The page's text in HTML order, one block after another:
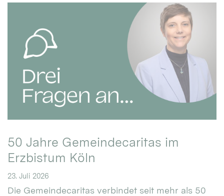
50 Jahre Gemeindecaritas im
Erzbistum Köln
23. Juli 2026
Die Gemeindecaritas verbindet seit mehr als 50